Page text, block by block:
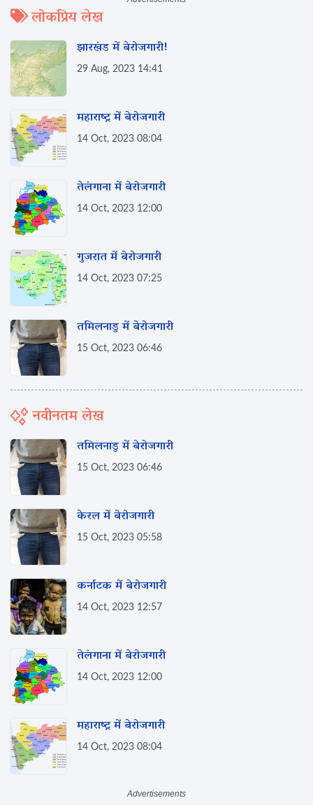
लोकप्रिय लेख
झारखंड में बेरोजगारी!
29 Aug, 2023 14:41
महाराष्ट्र में बेरोजगारी
14 Oct, 2023 08:04
तेलंगाना में बेरोजगारी
14 Oct, 2023 12:00
गुजरात में बेरोजगारी
14 Oct, 2023 07:25
तमिलनाडु में बेरोजगारी
15 Oct, 2023 06:46
नवीनतम लेख
तमिलनाडु में बेरोजगारी
15 Oct, 2023 06:46
केरल में बेरोजगारी
15 Oct, 2023 05:58
कर्नाटक में बेरोजगारी
14 Oct, 2023 12:57
तेलंगाना में बेरोजगारी
14 Oct, 2023 12:00
महाराष्ट्र में बेरोजगारी
14 Oct, 2023 08:04